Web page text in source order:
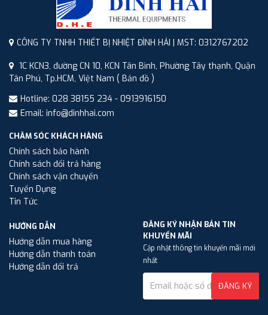
CÔNG TY TNHH THIẾT BỊ NHIỆT ĐÌNH HẢI | MST: 0312767202
1C KCN3, đường CN 10, KCN Tân Bình, Phường Tây thạnh, Quận
Tân Phú, Tp.HCM, Việt Nam ( Bản đồ )
Hotline: 028 38155 234 - 0913916150
Email: info@dinhhai.com
CHĂM SÓC KHÁCH HÀNG
Chính sách bảo hành
Chính sách đổi trả hàng
Chính sách vận chuyển
Tuyển Dụng
Tin Tức
HƯỚNG DẪN
Hướng dẫn mua hàng
Hướng dẫn thanh toán
Hướng dẫn đổi trả
ĐĂNG KÝ NHẬN BẢN TIN
KHUYẾN MÃI
Cập nhật thông tin khuyến mãi mới
nhất
ĐĂNG KÝ